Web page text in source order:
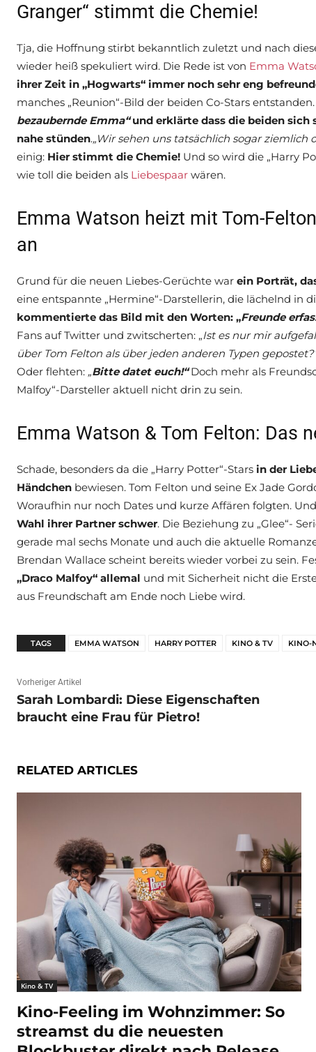
Granger“ stimmt die Chemie!
Tja, die Hoffnung stirbt bekanntlich zuletzt und nach
wieder heiß spekuliert wird. Die Rede ist von Emma
ihrer Zeit in „Hogwarts“ immer noch sehr eng
manches „Reunion“-Bild der beiden Co-Stars entstanden.
bezaubernde Emma“und erklärte dass die beiden sich
nahe stünden.„Wir sehen uns tatsächlich sogar ziemlich
einig: Hier stimmt die Chemie! Und so wird die „Harry
wie toll die beiden als Liebespaar wären.
Emma Watson heizt mit Tom-
an
Grund für die neuen Liebes-Gerüchte war ein Porträt,
eine entspannte „Hermine“-Darstellerin, die lächelnd in
kommentierte das Bild mit den Worten: „Freunde
Fans auf Twitter und zwitscherten: „Ist es nur mir
über Tom Felton als über jeden anderen Typen
Oder flehten: „Bitte datet euch!“ Doch mehr als
Malfoy“-Darsteller aktuell nicht drin zu sein.
Emma Watson & Tom Felton: Das
Schade, besonders da die „Harry Potter“-Stars in der
Händchen bewiesen. Tom Felton und seine Ex Jade
Woraufhin nur noch Dates und kurze Affären folgten.
Wahl ihrer Partner schwer. Die Beziehung zu „Glee“-
gerade mal sechs Monate und auch die aktuelle
Brendan Wallace scheint bereits wieder vorbei zu sein.
„Draco Malfoy“ allemal und mit Sicherheit nicht die
aus Freundschaft am Ende noch Liebe wird.
TAGS EMMA WATSON HARRY POTTER KINO & TV KINO-
Vorheriger Artikel
Sarah Lombardi: Diese Eigenschaften
braucht eine Frau für Pietro!
RELATED ARTICLES
Kino & TV
Kino-Feeling im Wohnzimmer: So
streamst du die neuesten